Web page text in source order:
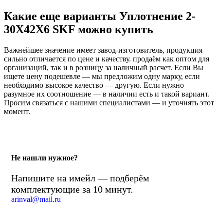
Какие еще варианты Уплотнение 2-
30X42X6 SKF можно купить
Важнейшее значение имеет завод-изготовитель, продукция
сильно отличается по цене и качеству. продаём как оптом для
организаций, так и в розницу за наличный расчет. Если Вы
ищете цену подешевле — мы предложим одну марку, если
необходимо высокое качество — другую. Если нужно
разумное их соотношение — в наличии есть и такой вариант.
Просим связаться с нашими специалистами — и уточнять этот
момент.
Не нашли нужное?
Напишите на имейл — подберём
комплектующие за 10 минут.
arinval@mail.ru